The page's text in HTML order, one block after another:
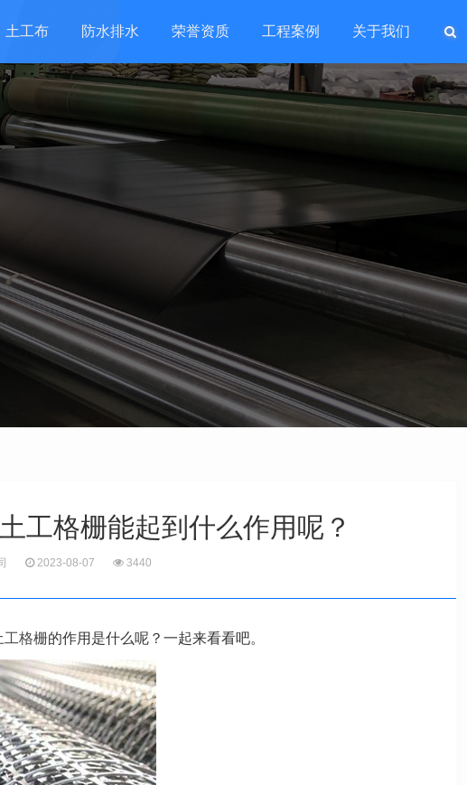
土工布 防水排水 荣誉资质 工程案例 关于我们
工格栅能起到什么作用呢？
2023-08-07 3440
工格栅的作用是什么呢？一起来看看吧。